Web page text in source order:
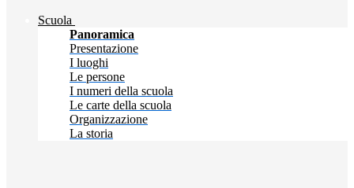
Scuola
Panoramica
Presentazione
I luoghi
Le persone
I numeri della scuola
Le carte della scuola
Organizzazione
La storia